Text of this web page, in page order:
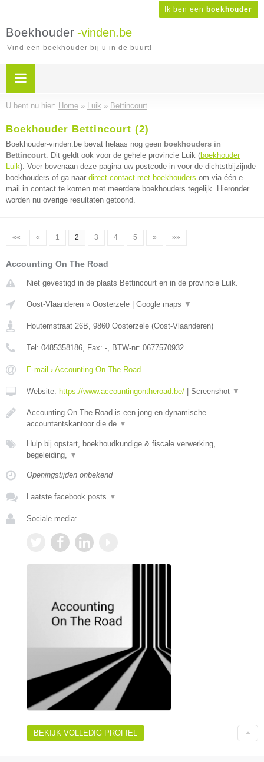
Ik ben een boekhouder
Boekhouder -vinden.be
Vind een boekhouder bij u in de buurt!
U bent nu hier: Home » Luik » Bettincourt
Boekhouder Bettincourt (2)
Boekhouder-vinden.be bevat helaas nog geen boekhouders in
Bettincourt. Dit geldt ook voor de gehele provincie Luik (boekhouder
Luik). Voer bovenaan deze pagina uw postcode in voor de dichtstbijzijnde
boekhouders of ga naar direct contact met boekhouders om via één e-
mail in contact te komen met meerdere boekhouders tegelijk. Hieronder
worden nu overige resultaten getoond.
«« « 1 2 3 4 5 » »»
Accounting On The Road
Niet gevestigd in de plaats Bettincourt en in de provincie Luik.
Oost-Vlaanderen » Oosterzele Google maps ▼
Houtemstraat 26B, 9860 Oosterzele (Oost-Vlaanderen)
Tel: 0485358186, Fax: -, BTW-nr: 0677570932
E-mail › Accounting On The Road
Website: https://www.accountingontheroad.be/ Screenshot ▼
Accounting On The Road is een jong en dynamische
accountantskantoor die de ▼
Hulp bij opstart, boekhoudkundige & fiscale verwerking,
begeleiding, ▼
Openingstijden onbekend
Laatste facebook posts ▼
Sociale media:
BEKIJK VOLLEDIG PROFIEL